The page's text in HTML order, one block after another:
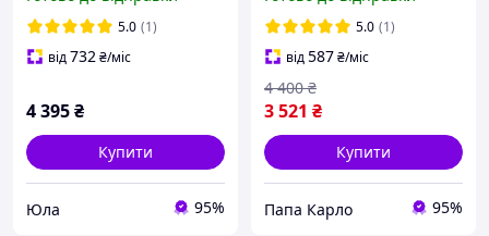
5.0 (1)
від732₴/міс
4 395₴
Купити
Юла 95%
5.0 (1)
від587₴/міс
3 521 ₴
4 400 ₴
Купити
Папа Карло 95%